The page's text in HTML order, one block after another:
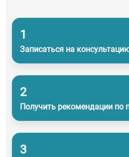
1
Записаться на
2
Получить рекомендации по
3